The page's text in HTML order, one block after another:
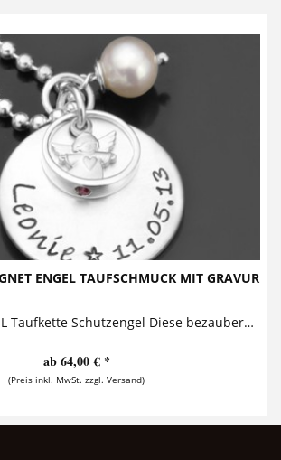
ENGEL TAUFSCHMUCK MIT GRAVUR
GESEGNET ENGEL Taufkette Schutzengel Diese bezaubernde Taufkette mit Gravur komplett aus 925 Sterling Silber besteht aus einem...
ab 64,00 € *
(Preis inkl. MwSt. zzgl. Versand)